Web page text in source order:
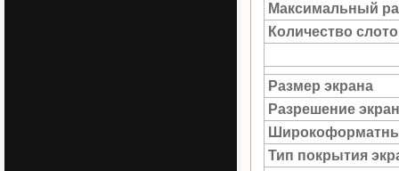
Максимальный
Количество
Размер экрана
Разрешение
Тип покрытия